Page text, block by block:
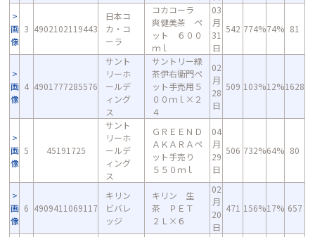
画
像
3 4902102119443
日本コ
カ・コ
ーラ
コカコーラ
爽健美茶 ペ
ット ６００
ｍｌ
03
月
31
日
542 774%74% 81
画
像
4 4901777285576
サント
リーホ
ールデ
ィング
ス
サントリー緑
茶伊右衛門ペ
ット手売用５
００ｍｌ×２
４
02
月
28
日
509 103%12%1628
画
像
5 45191725
サント
リーホ
ールデ
ィング
ス
ＧＲＥＥＮＤ
ＡＫＡＲＡペ
ット手売り
５５０ｍｌ
04
月
29
日
506 732%64% 80
画
像
6 4909411069117
キリン
ビバレ
ッジ
キリン 生
茶 ＰＥＴ
２Ｌ×６
02
月
20
日
471 156%17% 657